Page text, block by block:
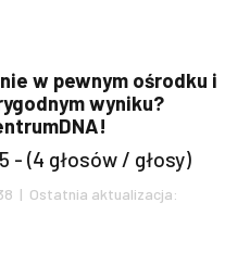
w pewnym ośrodku i
wyniku?
- (4 głosów / głosy)
| Ostatnia aktualizacja: